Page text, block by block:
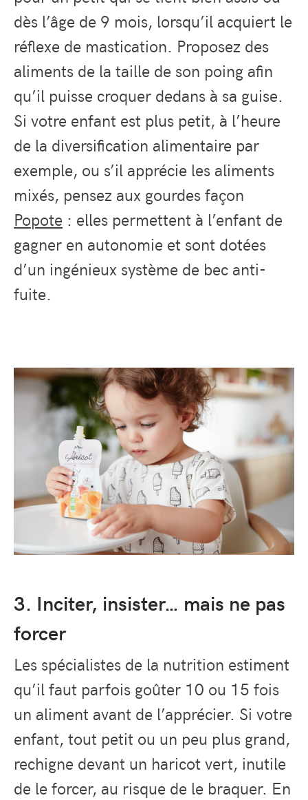
dès l’âge de 9 mois, lorsqu’il acquiert le
réflexe de mastication. Proposez des
aliments de la taille de son poing afin
qu’il puisse croquer dedans à sa guise.
Si votre enfant est plus petit, à l’heure
de la diversification alimentaire par
exemple, ou s’il apprécie les aliments
mixés, pensez aux gourdes façon
Popote : elles permettent à l’enfant de
gagner en autonomie et sont dotées
d’un ingénieux système de bec anti-
fuite.
3. Inciter, insister… mais ne pas
forcer
Les spécialistes de la nutrition estiment
qu’il faut parfois goûter 10 ou 15 fois
un aliment avant de l’apprécier. Si votre
enfant, tout petit ou un peu plus grand,
rechigne devant un haricot vert, inutile
de le forcer, au risque de le braquer. En